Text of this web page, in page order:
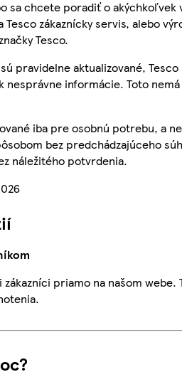
sa chcete poradiť o akýchkoľvek
Tesco zákaznícky servis, alebo
Tesco.
pravidelne aktualizované, Tesco
nesprávne informácie. Toto
iba pre osobnú potrebu, a
bez predchádzajúceho
náležitého potvrdenia.
priamo na našom webe.